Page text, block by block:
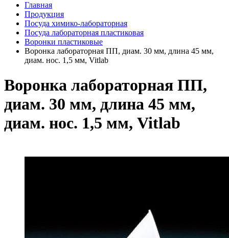
Главная
Продукция
Посуда химико-лабораторная
Посуда лабораторная пластиковая
Воронки пластиковые
Воронка лабораторная ПП, диам. 30 мм, длина 45 мм,
диам. нос. 1,5 мм, Vitlab
Воронка лабораторная ПП,
диам. 30 мм, длина 45 мм,
диам. нос. 1,5 мм, Vitlab